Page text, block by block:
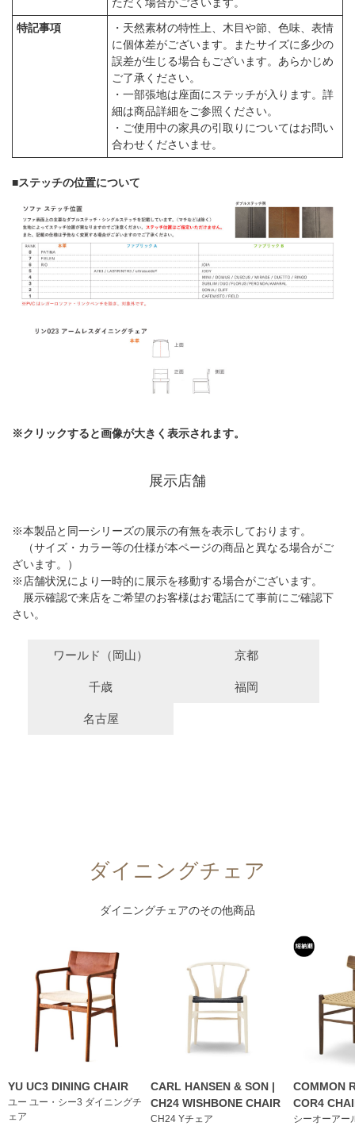
特記事項
・天然素材の特性上、木目や節、色味、表情
に個体差がございます。またサイズに多少の
誤差が生じる場合もございます。あらかじめ
ご了承ください。
・一部張地は座面にステッチが入ります。詳
細は商品詳細をご参照ください。
・ご使用中の家具の引取りについてはお問い
合わせくださいませ。
■ステッチの位置について
※クリックすると画像が大きく表示されます。
展示店舗
※本製品と同一シリーズの展示の有無を表示しております。
（サイズ・カラー等の仕様が本ページの商品と異なる場合がご
ざいます。）
※店舗状況により一時的に展示を移動する場合がございます。
展示確認で来店をご希望のお客様はお電話にて事前にご確認下
さい。
ワールド（岡山） 京都
千歳 福岡
名古屋
ダイニングチェア
ダイニングチェアのその他商品
YU UC3 DINING CHAIR
ユー ユー・シー3 ダイニングチ
ェア
CARL HANSEN & SON |
CH24 WISHBONE CHAIR
CH24 Yチェア
COMMON
COR4
シーオーアー